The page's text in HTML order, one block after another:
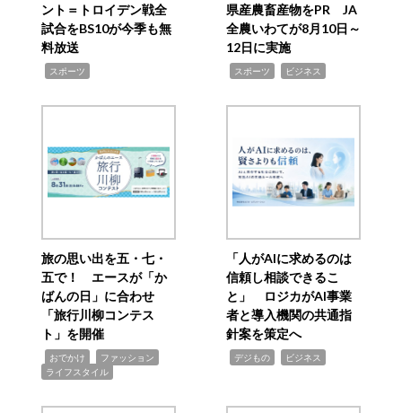
ント＝トロイデン戦全
試合をBS10が今季も無
料放送
スポーツ
県産農畜産物をPR JA
全農いわてが8月10日～
12日に実施
スポーツ ビジネス
旅の思い出を五・七・
五で！ エースが「か
ばんの日」に合わせ
「旅行川柳コンテス
ト」を開催
おでかけ ファッション
ライフスタイル
「人がAIに求めるのは
信頼し相談できるこ
と」 ロジカがAI事業
者と導入機関の共通指
針案を策定へ
デジもの ビジネス